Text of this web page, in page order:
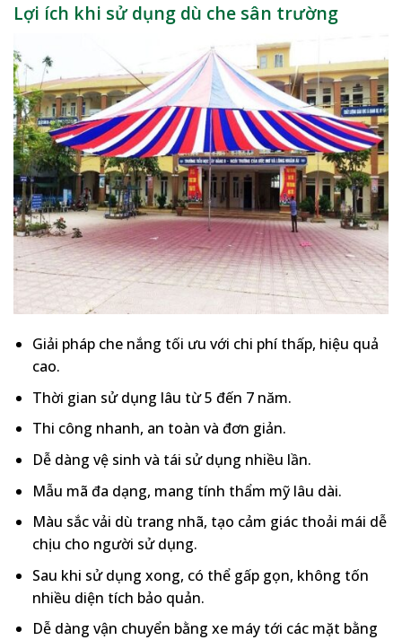
Lợi ích khi sử dụng dù che sân trường
Giải pháp che nắng tối ưu với chi phí thấp, hiệu quả
cao.
Thời gian sử dụng lâu từ 5 đến 7 năm.
Thi công nhanh, an toàn và đơn giản.
Dễ dàng vệ sinh và tái sử dụng nhiều lần.
Mẫu mã đa dạng, mang tính thẩm mỹ lâu dài.
Màu sắc vải dù trang nhã, tạo cảm giác thoải mái dễ
chịu cho người sử dụng.
Sau khi sử dụng xong, có thể gấp gọn, không tốn
nhiều diện tích bảo quản.
Dễ dàng vận chuyển bằng xe máy tới các mặt bằng